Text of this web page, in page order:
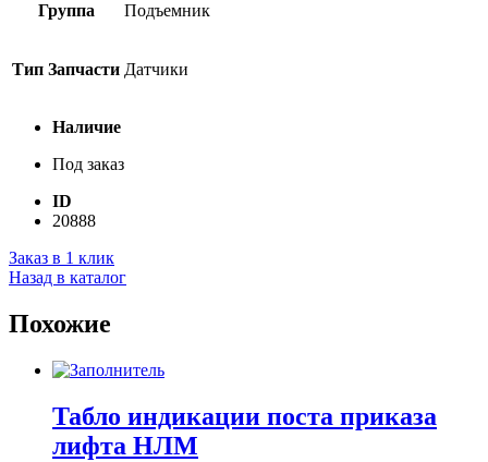
Группа Подъемник
Тип Запчасти Датчики
Наличие
Под заказ
ID
20888
Заказ в 1 клик
Назад в каталог
Похожие
Табло индикации поста приказа
лифта НЛМ